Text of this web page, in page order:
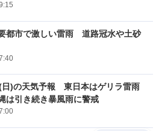
都市で激しい雷雨 道路冠水や土砂
日)の天気予報 東日本はゲリラ雷雨
引き続き暴風雨に警戒